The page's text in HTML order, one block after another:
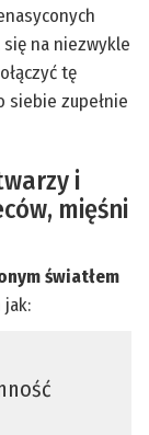
się na niezwykle
tę
siebie zupełnie
i
mięśni
światłem